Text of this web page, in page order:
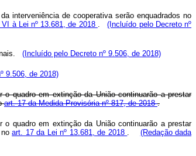
interveniência de cooperativa serão enquadrados no
à Lei nº 13.681, de 2018 .(Incluído pelo Decreto nº
(Incluído pelo Decreto nº 9.506, de 2018)
9.506, de 2018)
quadro em extinção da União continuarão a prestar
art. 17 da Medida Provisória nº 817, de 2018.
quadro em extinção da União continuarão a prestar
noart. 17 da Lei nº 13.681, de 2018 . (Redação dada